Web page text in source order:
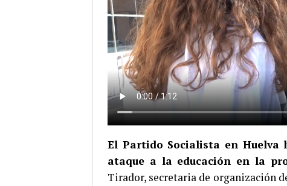
El Partido Socialista en Huelva
ataque a la educación en la
Tirador, secretaria de organización